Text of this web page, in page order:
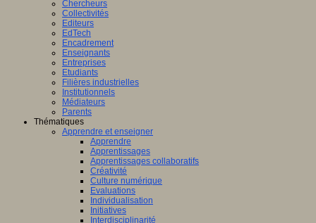
Chercheurs
Collectivités
Editeurs
EdTech
Encadrement
Enseignants
Entreprises
Etudiants
Filières industrielles
Institutionnels
Médiateurs
Parents
Thématiques
Apprendre et enseigner
Apprendre
Apprentissages
Apprentissages collaboratifs
Créativité
Culture numérique
Evaluations
Individualisation
Initiatives
Interdisciplinarité